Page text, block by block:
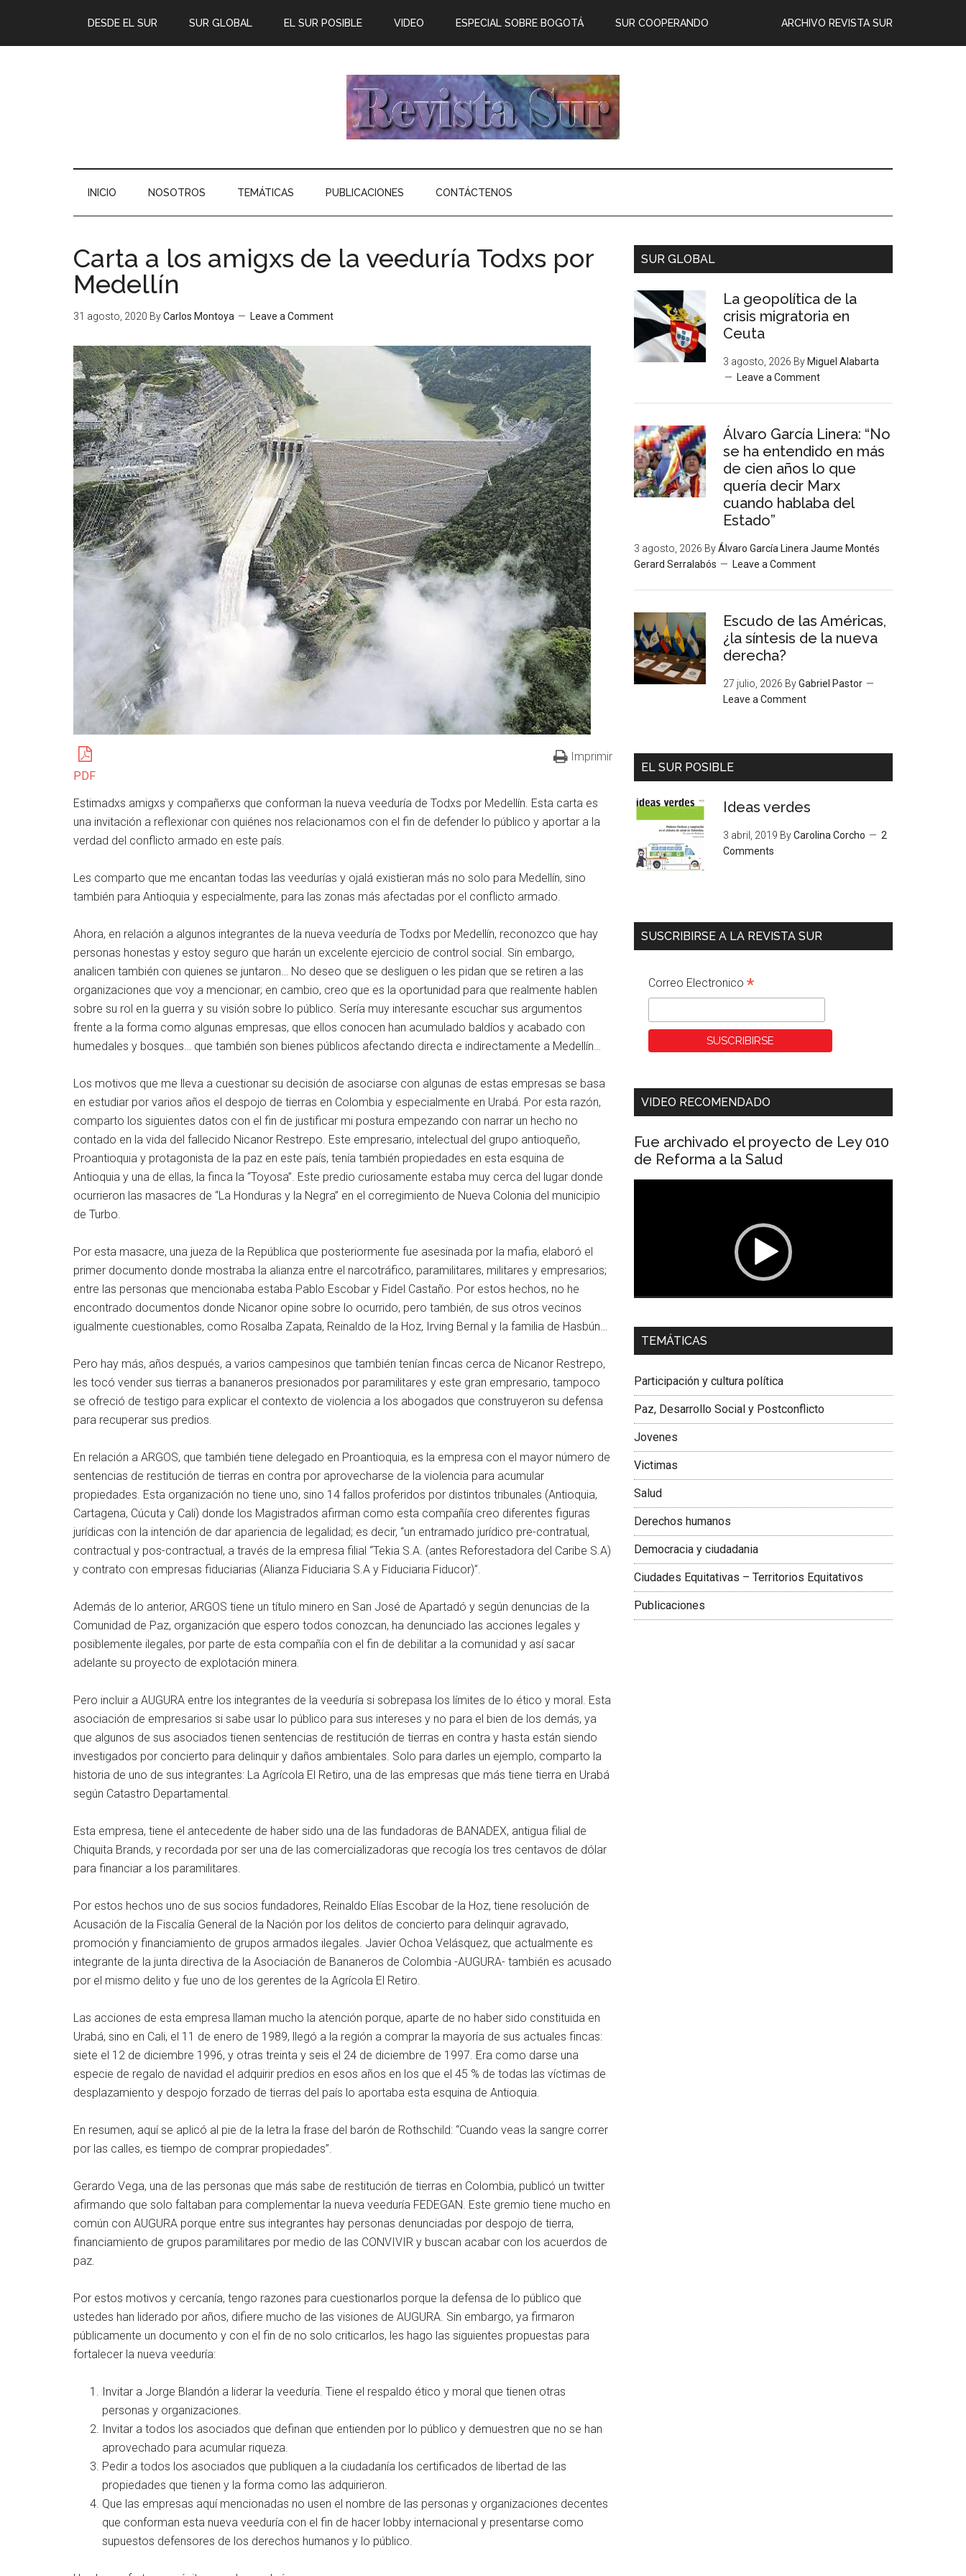
DESDE EL SUR SUR GLOBAL EL SUR POSIBLE ARCHIVO REVISTA SUR
VIDEO ESPECIAL SOBRE BOGOTÁ SUR COOPERANDO
INICIO NOSOTROS TEMÁTICAS PUBLICACIONES CONTÁCTENOS
Carta a los amigxs de la veeduría Todxs por
Medellín
31 agosto, 2020 ByCarlos Montoya Leave a Comment
PDF
Imprimir
Estimadxs amigxs y compañerxs que conforman la nueva veeduría de Todxs por Medellín. Esta carta es
una invitación a reflexionar con quiénes nos relacionamos con el fin de defender lo público y aportar a la
verdad del conflicto armado en este país.
Les comparto que me encantan todas las veedurías y ojalá existieran más no solo para Medellín, sino
también para Antioquia y especialmente, para las zonas más afectadas por el conflicto armado.
Ahora, en relación a algunos integrantes de la nueva veeduría de Todxs por Medellín, reconozco que hay
personas honestas y estoy seguro que harán un excelente ejercicio de control social. Sin embargo,
analicen también con quienes se juntaron… No deseo que se desliguen o les pidan que se retiren a las
organizaciones que voy a mencionar; en cambio, creo que es la oportunidad para que realmente hablen
sobre su rol en la guerra y su visión sobre lo público. Sería muy interesante escuchar sus argumentos
frente a la forma como algunas empresas, que ellos conocen han acumulado baldíos y acabado con
humedales y bosques… que también son bienes públicos afectando directa e indirectamente a Medellín…
Los motivos que me lleva a cuestionar su decisión de asociarse con algunas de estas empresas se basa
en estudiar por varios años el despojo de tierras en Colombia y especialmente en Urabá. Por esta razón,
comparto los siguientes datos con el fin de justificar mi postura empezando con narrar un hecho no
contado en la vida del fallecido Nicanor Restrepo. Este empresario, intelectual del grupo antioqueño,
Proantioquia y protagonista de la paz en este país, tenía también propiedades en esta esquina de
Antioquia y una de ellas, la finca la “Toyosa”. Este predio curiosamente estaba muy cerca del lugar donde
ocurrieron las masacres de “La Honduras y la Negra” en el corregimiento de Nueva Colonia del municipio
de Turbo.
Por esta masacre, una jueza de la República que posteriormente fue asesinada por la mafia, elaboró el
primer documento donde mostraba la alianza entre el narcotráfico, paramilitares, militares y empresarios;
entre las personas que mencionaba estaba Pablo Escobar y Fidel Castaño. Por estos hechos, no he
encontrado documentos donde Nicanor opine sobre lo ocurrido, pero también, de sus otros vecinos
igualmente cuestionables, como Rosalba Zapata, Reinaldo de la Hoz, Irving Bernal y la familia de Hasbún…
Pero hay más, años después, a varios campesinos que también tenían fincas cerca de Nicanor Restrepo,
les tocó vender sus tierras a bananeros presionados por paramilitares y este gran empresario, tampoco
se ofreció de testigo para explicar el contexto de violencia a los abogados que construyeron su defensa
para recuperar sus predios.
En relación a ARGOS, que también tiene delegado en Proantioquia, es la empresa con el mayor número de
sentencias de restitución de tierras en contra por aprovecharse de la violencia para acumular
propiedades. Esta organización no tiene uno, sino 14 fallos proferidos por distintos tribunales (Antioquia,
Cartagena, Cúcuta y Cali) donde los Magistrados afirman como esta compañía creo diferentes figuras
jurídicas con la intención de dar apariencia de legalidad; es decir, “un entramado jurídico pre-contratual,
contractual y pos-contractual, a través de la empresa filial “Tekia S.A. (antes Reforestadora del Caribe S.A)
y contrato con empresas fiduciarias (Alianza Fiduciaria S.A y Fiduciaria Fiducor)”.
Además de lo anterior, ARGOS tiene un título minero en San José de Apartadó y según denuncias de la
Comunidad de Paz, organización que espero todos conozcan, ha denunciado las acciones legales y
posiblemente ilegales, por parte de esta compañía con el fin de debilitar a la comunidad y así sacar
adelante su proyecto de explotación minera.
Pero incluir a AUGURA entre los integrantes de la veeduría si sobrepasa los límites de lo ético y moral. Esta
asociación de empresarios si sabe usar lo público para sus intereses y no para el bien de los demás, ya
que algunos de sus asociados tienen sentencias de restitución de tierras en contra y hasta están siendo
investigados por concierto para delinquir y daños ambientales. Solo para darles un ejemplo, comparto la
historia de uno de sus integrantes: La Agrícola El Retiro, una de las empresas que más tiene tierra en Urabá
según Catastro Departamental.
Esta empresa, tiene el antecedente de haber sido una de las fundadoras de BANADEX, antigua filial de
Chiquita Brands, y recordada por ser una de las comercializadoras que recogía los tres centavos de dólar
para financiar a los paramilitares.
Por estos hechos uno de sus socios fundadores, Reinaldo Elías Escobar de la Hoz, tiene resolución de
Acusación de la Fiscalía General de la Nación por los delitos de concierto para delinquir agravado,
promoción y financiamiento de grupos armados ilegales. Javier Ochoa Velásquez, que actualmente es
integrante de la junta directiva de la Asociación de Bananeros de Colombia -AUGURA- también es acusado
por el mismo delito y fue uno de los gerentes de la Agrícola El Retiro.
Las acciones de esta empresa llaman mucho la atención porque, aparte de no haber sido constituida en
Urabá, sino en Cali, el 11 de enero de 1989, llegó a la región a comprar la mayoría de sus actuales fincas:
siete el 12 de diciembre 1996, y otras treinta y seis el 24 de diciembre de 1997. Era como darse una
especie de regalo de navidad el adquirir predios en esos años en los que el 45 % de todas las víctimas de
desplazamiento y despojo forzado de tierras del país lo aportaba esta esquina de Antioquia.
En resumen, aquí se aplicó al pie de la letra la frase del barón de Rothschild: “Cuando veas la sangre correr
por las calles, es tiempo de comprar propiedades”.
Gerardo Vega, una de las personas que más sabe de restitución de tierras en Colombia, publicó un twitter
afirmando que solo faltaban para complementar la nueva veeduría FEDEGAN. Este gremio tiene mucho en
común con AUGURA porque entre sus integrantes hay personas denunciadas por despojo de tierra,
financiamiento de grupos paramilitares por medio de las CONVIVIR y buscan acabar con los acuerdos de
paz.
Por estos motivos y cercanía, tengo razones para cuestionarlos porque la defensa de lo público que
ustedes han liderado por años, difiere mucho de las visiones de AUGURA. Sin embargo, ya firmaron
públicamente un documento y con el fin de no solo criticarlos, les hago las siguientes propuestas para
fortalecer la nueva veeduría:
Invitar a Jorge Blandón a liderar la veeduría. Tiene el respaldo ético y moral que tienen otras
personas y organizaciones.
Invitar a todos los asociados que definan que entienden por lo público y demuestren que no se han
aprovechado para acumular riqueza.
Pedir a todos los asociados que publiquen a la ciudadanía los certificados de libertad de las
propiedades que tienen y la forma como las adquirieron.
Que las empresas aquí mencionadas no usen el nombre de las personas y organizaciones decentes
que conforman esta nueva veeduría con el fin de hacer lobby internacional y presentarse como
supuestos defensores de los derechos humanos y lo público.
SUR GLOBAL
La geopolítica de la
crisis migratoria en
Ceuta
3 agosto, 2026 By Miguel Alabarta
Leave a Comment
Álvaro García Linera: “No
se ha entendido en más
de cien años lo que
quería decir Marx
cuando hablaba del
Estado”
3 agosto, 2026 ByÁlvaro García Linera Jaume Montés
Gerard Serralabós
Leave a Comment
Escudo de las Américas,
¿la síntesis de la nueva
derecha?
27 julio, 2026 ByGabriel Pastor
Leave a Comment
EL SUR POSIBLE
Ideas verdes
3 abril, 2019 ByCarolina Corcho
2
Comments
SUSCRIBIRSE A LA REVISTA SUR
Correo Electronico *
VIDEO RECOMENDADO
Fue archivado el proyecto de Ley 010
de Reforma a la Salud
Dra. Carolina Corcho Mejía,
Latinoamericana Sur, Vicepresidenta Federación
TEMÁTICAS
Participación y cultura política
Paz, Desarrollo Social y Postconflicto
Jovenes
Victimas
Salud
Derechos humanos
Democracia y ciudadania
Ciudades Equitativas – Territorios Equitativos
Publicaciones